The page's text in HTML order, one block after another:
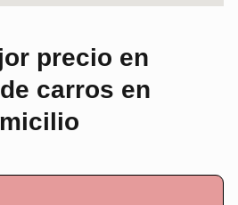
precio en
carros en